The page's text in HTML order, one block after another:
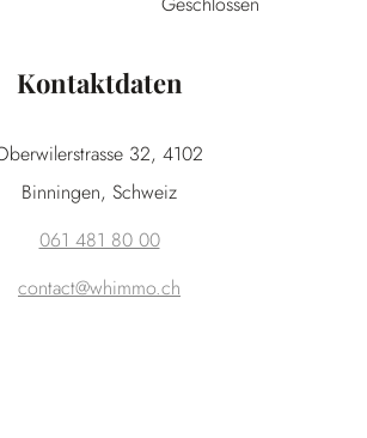
Kontaktdaten
32, 4102
Binningen, Schweiz
061 481 80 00
contact@whimmo.ch